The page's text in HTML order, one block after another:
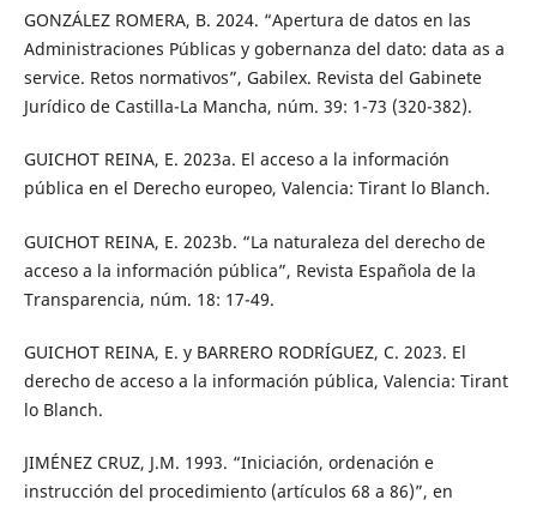
GONZÁLEZ ROMERA, B. 2024. “Apertura de datos en las
Administraciones Públicas y gobernanza del dato: data as a
service. Retos normativos”, Gabilex. Revista del Gabinete
Jurídico de Castilla-La Mancha, núm. 39: 1-73 (320-382).
GUICHOT REINA, E. 2023a. El acceso a la información
pública en el Derecho europeo, Valencia: Tirant lo Blanch.
GUICHOT REINA, E. 2023b. “La naturaleza del derecho de
acceso a la información pública”, Revista Española de la
Transparencia, núm. 18: 17-49.
GUICHOT REINA, E. y BARRERO RODRÍGUEZ, C. 2023. El
derecho de acceso a la información pública, Valencia: Tirant
lo Blanch.
JIMÉNEZ CRUZ, J.M. 1993. “Iniciación, ordenación e
instrucción del procedimiento (artículos 68 a 86)”, en